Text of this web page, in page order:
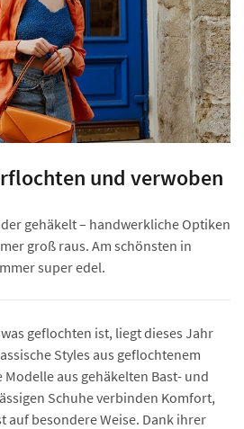
und verwoben
gehäkelt – handwerkliche Optiken
groß raus. Am schönsten in
super edel.
geflochten ist, liegt dieses Jahr
Styles aus geflochtenem
aus gehäkelten Bast- und
Schuhe verbinden Komfort,
auf besondere Weise. Dank ihrer